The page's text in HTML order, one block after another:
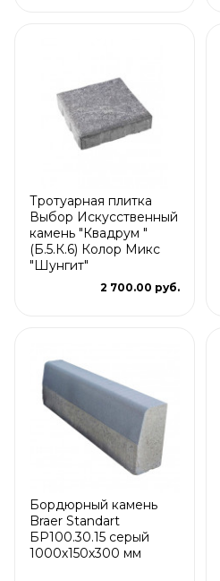
Тротуарная плитка
Выбор Искусственный
камень "Квадрум "
(Б.5.К.6) Колор Микс
"Шунгит"
2 700.00 руб.
Бордюрный камень
Braer Standart
БР100.30.15 серый
1000х150х300 мм